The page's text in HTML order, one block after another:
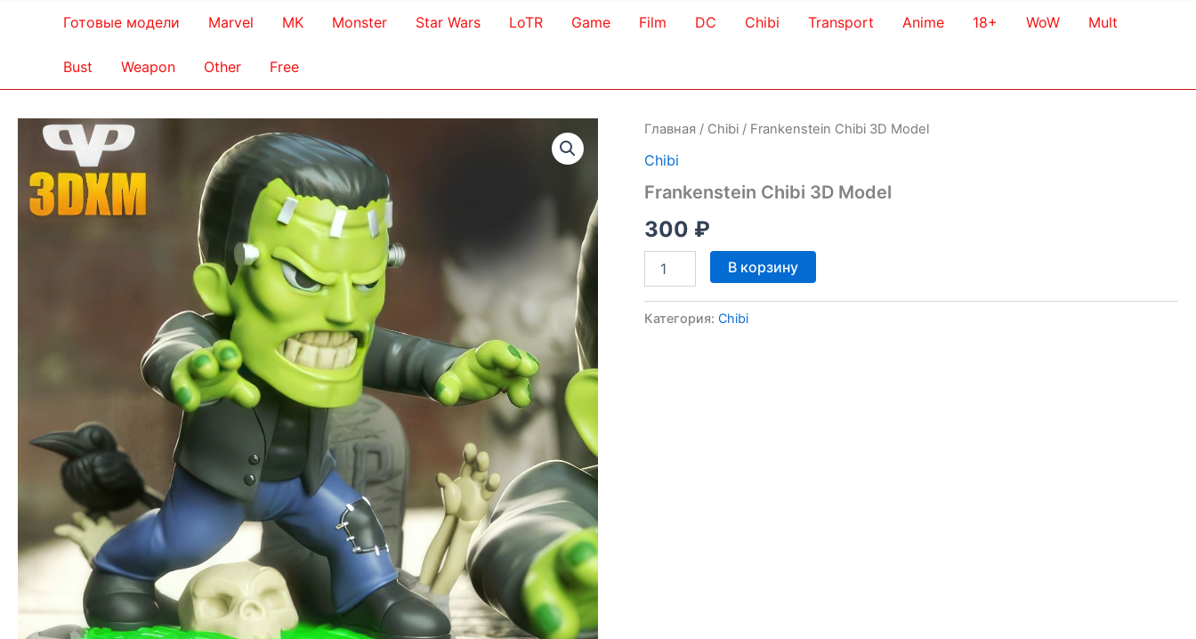
Готовые модели Marvel MK Monster Star Wars LoTR Game Film DC Chibi Transport Anime 18+ WoW Mult
Bust Weapon Other Free
Главная / Chibi / Frankenstein Chibi 3D Model
Chibi
Frankenstein Chibi 3D Model
300 ₽
Количество
товара
Chibi
В корзину
Категория:Chibi